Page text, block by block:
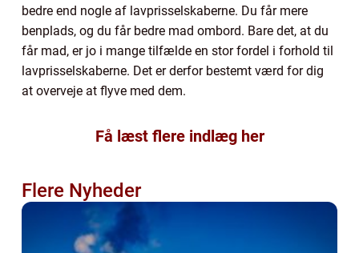
bedre end nogle af lavprisselskaberne. Du får mere
benplads, og du får bedre mad ombord. Bare det, at du
får mad, er jo i mange tilfælde en stor fordel i forhold til
lavprisselskaberne. Det er derfor bestemt værd for dig
at overveje at flyve med dem.
Få læst flere indlæg her
Flere Nyheder